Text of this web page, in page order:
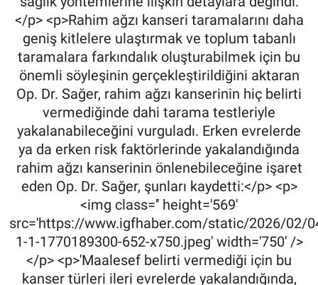
</p> <p>Rahim ağzı kanseri taramalarını daha
geniş kitlelere ulaştırmak ve toplum tabanlı
taramalara farkındalık oluşturabilmek için bu
önemli söyleşinin gerçekleştirildiğini aktaran
Op. Dr. Sağer, rahim ağzı kanserinin hiç belirti
vermediğinde dahi tarama testleriyle
yakalanabileceğini vurguladı. Erken evrelerde
ya da erken risk faktörlerinde yakalandığında
rahim ağzı kanserinin önlenebileceğine işaret
eden Op. Dr. Sağer, şunları kaydetti:</p> <p>
<img class='' height='569'
src='https://www.igfhaber.com/static/2026/02/
1-1-1770189300-652-x750.jpeg' width='750' />
</p> <p>'Maalesef belirti vermediği için bu
kanser türleri ileri evrelerde yakalandığında,